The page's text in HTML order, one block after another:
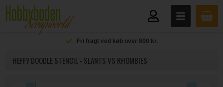
Fri fragt ved køb over 800 kr.
HEFFY DOODLE STENCIL - SLANTS VS RHOMBIES